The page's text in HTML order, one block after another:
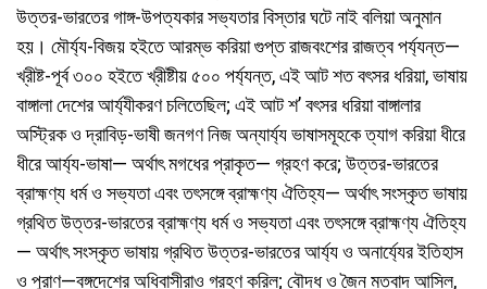
উত্তর-ভারতের গাঙ্গ-উপত্যকার সভ্যতার বিস্তার ঘটে নাই বলিয়া অনুমান
হয়। মৌর্য্য-বিজয় হইতে আরম্ভ করিয়া গুপ্ত রাজবংশের রাজত্ব পর্য্যন্ত—
খ্রীষ্ট-পূর্ব ৩০০ হইতে খ্রীষ্টীয় ৫০০ পর্য্যন্ত, এই আট শত বৎসর ধরিয়া, ভাষায়
বাঙ্গালা দেশের আর্য্যীকরণ চলিতেছিল; এই আট শ’ বৎসর ধরিয়া বাঙ্গালার
অস্ট্রিক ও দ্রাবিড়-ভাষী জনগণ নিজ অন্যার্য্য ভাষাসমূহকে ত্যাগ করিয়া ধীরে
ধীরে আর্য্য-ভাষা— অর্থাৎ মগধের প্রাকৃত— গ্রহণ করে; উত্তর-ভারতের
ব্রাহ্মণ্য ধর্ম ও সভ্যতা এবং তৎসঙ্গে ব্রাহ্মণ্য ঐতিহ্য— অর্থাৎ সংস্কৃত ভাষায়
গ্রথিত উত্তর-ভারতের ব্রাহ্মণ্য ধর্ম ও সভ্যতা এবং তৎসঙ্গে ব্রাহ্মণ্য ঐতিহ্য
— অর্থাৎ সংস্কৃত ভাষায় গ্রথিত উত্তর-ভারতের আর্য্য ও অনার্য্যের ইতিহাস
ও পুরাণ—বঙ্গদেশের অধিবাসীরাও গ্রহণ করিল; বৌদ্ধ ও জৈন মতবাদ আসিল,